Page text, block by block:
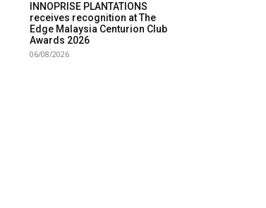
INNOPRISE PLANTATIONS
receives recognition at The
Edge Malaysia Centurion Club
Awards 2026
06/08/2026